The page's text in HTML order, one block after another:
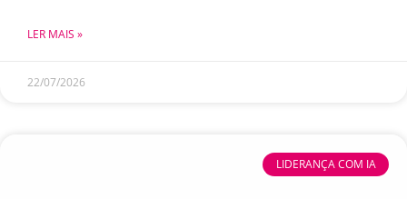
LER MAIS »
22/07/2026
LIDERANÇA COM IA